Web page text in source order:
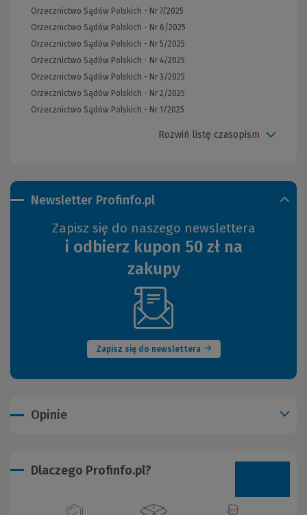
Newsletter Profinfo.pl
Zapisz się do naszego newslettera
i odbierz kupon 50 zł na
zakupy
Zapisz się do newslettera
(Nowe
okno)
Orzecznictwo Sądów Polskich - Nr 7/2025
Orzecznictwo Sądów Polskich - Nr 6/2025
Orzecznictwo Sądów Polskich - Nr 5/2025
Orzecznictwo Sądów Polskich - Nr 4/2025
Orzecznictwo Sądów Polskich - Nr 3/2025
Orzecznictwo Sądów Polskich - Nr 2/2025
Orzecznictwo Sądów Polskich - Nr 1/2025
Rozwiń listę czasopism
Opinie
Dlaczego Profinfo.pl?